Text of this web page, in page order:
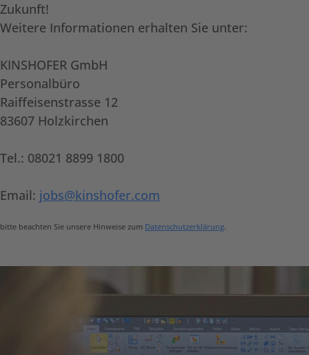
Zukunft!
Weitere Informationen erhalten Sie unter:
KINSHOFER GmbH
Personalbüro
Raiffeisenstrasse 12
83607 Holzkirchen
Tel.: 08021 8899 1800
Email: jobs@kinshofer.com
bitte beachten Sie unsere Hinweise zum Datenschutzerklärung.